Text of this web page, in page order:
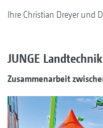
Ihre Christian Dreyer und
JUNGE
Zusammenarbeit